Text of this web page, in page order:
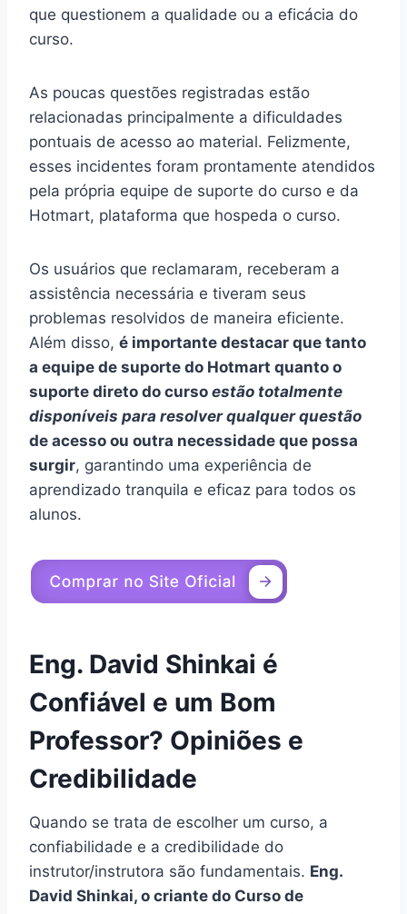
que questionem a qualidade ou a eficácia do
curso.
As poucas questões registradas estão
relacionadas principalmente a dificuldades
pontuais de acesso ao material. Felizmente,
esses incidentes foram prontamente atendidos
pela própria equipe de suporte do curso e da
Hotmart, plataforma que hospeda o curso.
Os usuários que reclamaram, receberam a
assistência necessária e tiveram seus
problemas resolvidos de maneira eficiente.
Além disso, é importante destacar que tanto
a equipe de suporte do Hotmart quanto o
suporte direto do curso estão totalmente
disponíveis para resolver qualquer questão
de acesso ou outra necessidade que possa
surgir, garantindo uma experiência de
aprendizado tranquila e eficaz para todos os
alunos.
Eng. David Shinkai é
Confiável e um Bom
Professor? Opiniões e
Credibilidade
Quando se trata de escolher um curso, a
confiabilidade e a credibilidade do
instrutor/instrutora são fundamentais. Eng.
David Shinkai, o criante do Curso de